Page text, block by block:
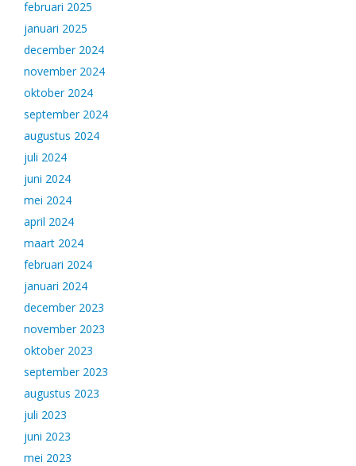
februari 2025
januari 2025
december 2024
november 2024
oktober 2024
september 2024
augustus 2024
juli 2024
juni 2024
mei 2024
april 2024
maart 2024
februari 2024
januari 2024
december 2023
november 2023
oktober 2023
september 2023
augustus 2023
juli 2023
juni 2023
mei 2023